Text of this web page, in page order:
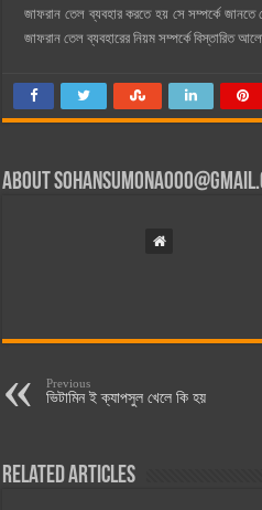
জাফরান তেল ব্যবহার করতে হয় সে সম্পর্কে
জাফরান তেল ব্যবহারের নিয়ম সম্পর্কে বিস্তারিত
About
Previous
ভিটামিন ই ক্যাপসুল খেলে কি হয়
Related Articles